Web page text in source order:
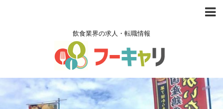
飲食業界の求人・転職情報